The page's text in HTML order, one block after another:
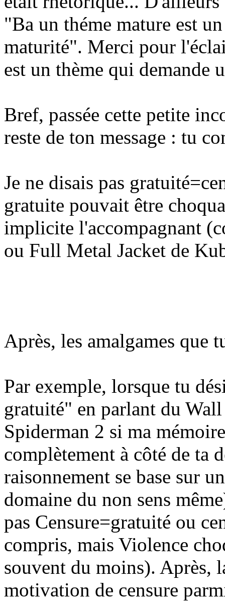
"Ba un théme mature est
maturité". Merci pour
est un thème qui demande
Bref, passée cette petite
reste de ton message : tu
Je ne disais pas
gratuite pouvait être
implicite l'accompagnant
ou Full Metal Jacket de
Après, les amalgames que
Par exemple, lorsque tu
gratuité" en parlant du
Spiderman 2 si ma
complètement à côté de ta
raisonnement se base sur
domaine du non sens
pas Censure=gratuité ou
compris, mais Violence
souvent du moins). Après,
motivation de censure